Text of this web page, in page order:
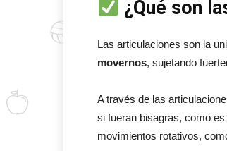
¿Qué son
Las articulaciones son la
movernos, sujetando
A través de las
si fueran bisagras, como
movimientos rotativos,